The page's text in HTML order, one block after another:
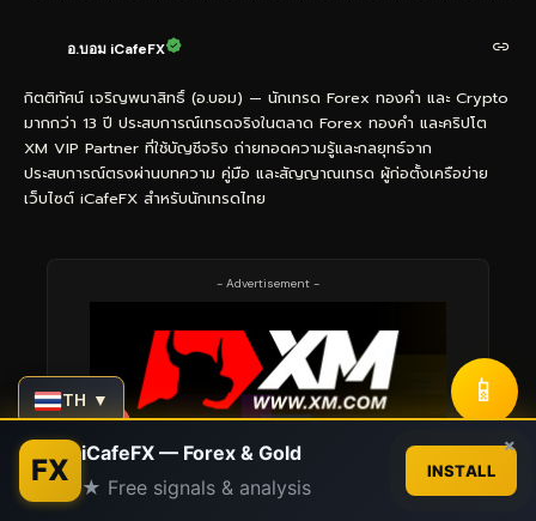
อ.บอม iCafeFX
กิตติทัศน์ เจริญพนาสิทธิ์ (อ.บอม) — นักเทรด Forex ทองคำ และ Crypto
มากกว่า 13 ปี ประสบการณ์เทรดจริงในตลาด Forex ทองคำ และคริปโต
XM VIP Partner ที่ใช้บัญชีจริง ถ่ายทอดความรู้และกลยุทธ์จาก
ประสบการณ์ตรงผ่านบทความ คู่มือ และสัญญาณเทรด ผู้ก่อตั้งเครือข่าย
เว็บไซต์ iCafeFX สำหรับนักเทรดไทย
- Advertisement -
TH ▼ 📱
FX iCafeFX — Forex & Gold
★ Free signals & analysis
INSTALL
×
Contact us
Open